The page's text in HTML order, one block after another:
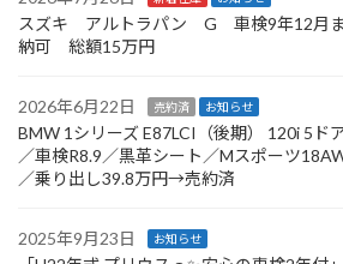
スズキ アルトラパン G 車検9年12月
納可 総額15万円
2026年6月22日 売約済 お知らせ
BMW 1シリーズ E87LCI（後期） 120i 5ド
／車検R8.9／黒革シート／Mスポーツ
／乗り出し39.8万円→売約済
2025年9月23日 お知らせ